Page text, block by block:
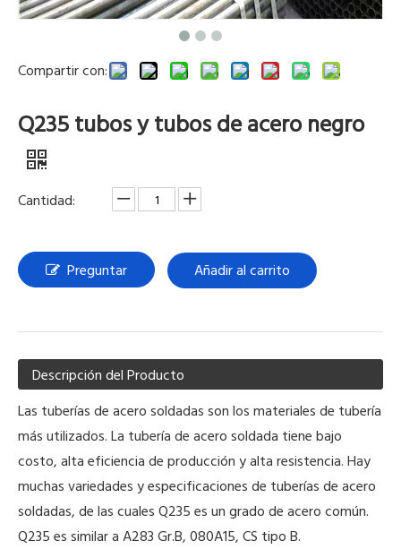
Compartir con:
Q235 tubos y tubos de acero negro
Cantidad:
Preguntar Añadir al carrito
Descripción del Producto
Las tuberías de acero soldadas son los materiales de tubería
más utilizados. La tubería de acero soldada tiene bajo
costo, alta eficiencia de producción y alta resistencia. Hay
muchas variedades y especificaciones de tuberías de acero
soldadas, de las cuales Q235 es un grado de acero común.
Q235 es similar a A283 Gr.B, 080A15, CS tipo B.